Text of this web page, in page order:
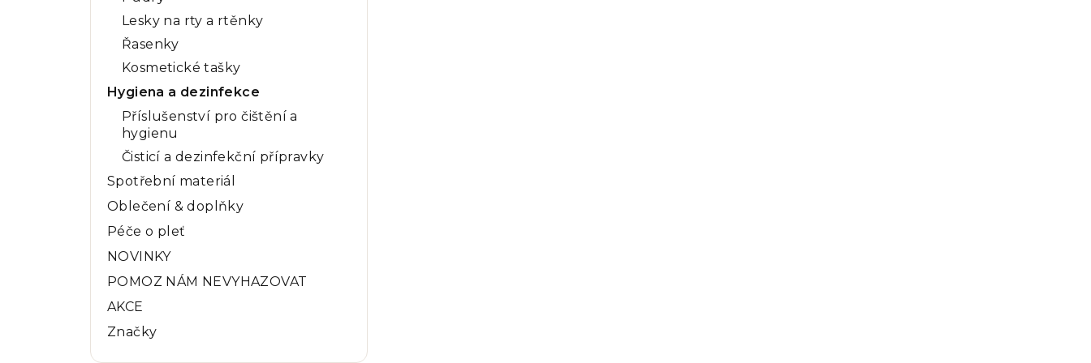
Lesky na rty a rtěnky
Řasenky
Kosmetické tašky
Hygiena a dezinfekce
Příslušenství pro čištění a
hygienu
Čisticí a dezinfekční přípravky
Spotřební materiál
Oblečení & doplňky
Péče o pleť
NOVINKY
POMOZ NÁM NEVYHAZOVAT
AKCE
Značky